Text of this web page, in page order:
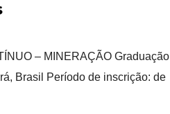
– MINERAÇÃO Graduação
Brasil Período de inscrição: de